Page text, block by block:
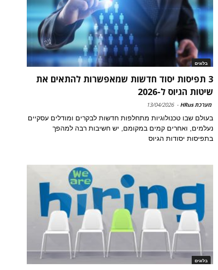
בלוגים
3 תפיסות יסוד חדשות שמאפשרות להתאים את
שיטות הגיוס ל-2026
מערכת HRus -
13/04/2026
בעולם שבו טכנולוגיות מתחלפות חדשות לבקרים ומודלים עסקיים
נעלמים, ואחרים קמים במקומם, יש חשיבות רבה למהפך
בתפיסות יסודות הגיוס
בלוגים